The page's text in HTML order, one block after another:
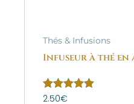
Thés & Infusions
Infuseur à thé
Note
2.50€